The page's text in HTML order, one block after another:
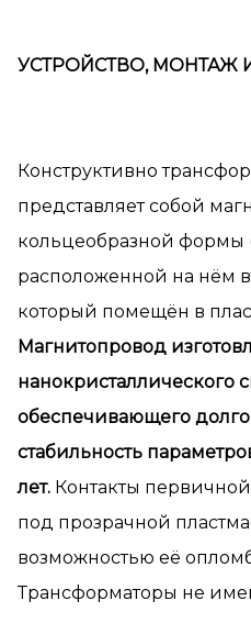
УСТРОЙСТВО, МОНТАЖ
Конструктивно
представляет собой
кольцеобразной формы
расположенной на нём
который помещён в
Магнитопровод
нанокристаллического
обеспечивающего
стабильность
лет. Контакты
под прозрачной
возможностью её
Трансформаторы не